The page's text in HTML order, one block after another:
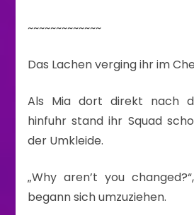
~~~~~~~~~~~~~
Das Lachen verging ihr im
Als Mia dort direkt nach
hinfuhr stand ihr Squad
der Umkleide.
„Why aren’t you
begann sich umzuziehen.